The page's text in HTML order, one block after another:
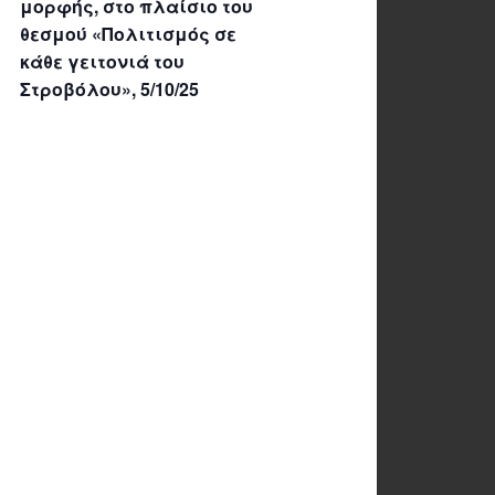
μορφής, στο πλαίσιο του
θεσμού «Πολιτισμός σε
κάθε γειτονιά του
Στροβόλου», 5/10/25